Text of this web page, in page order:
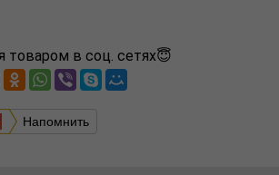
товаром в соц. сетях😇
Напомнить